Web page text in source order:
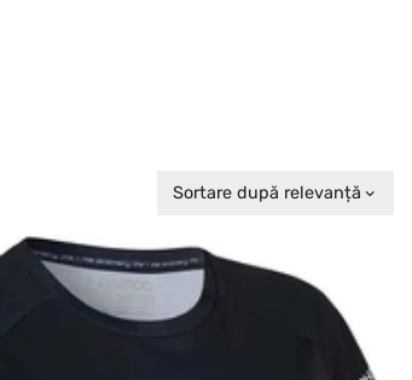
Sortare după relevanță